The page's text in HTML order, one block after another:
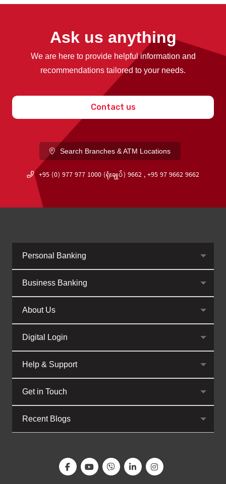
Ask us anything
We are here to provide helpful information and
recommendations tailored to your needs.
Contact us
Search Branches & ATM Locations
+95 (0) 977 977 1000 (ရုံးချုပ်) 9662 , +95 97 9662 9662
Personal Banking
Business Banking
About Us
Digital Login
Help & Support
Get in Touch
Recent Blogs